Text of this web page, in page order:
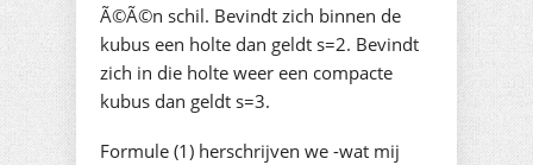
Ã©Ã©n schil. Bevindt zich binnen de
kubus een holte dan geldt s=2. Bevindt
zich in die holte weer een compacte
kubus dan geldt s=3.
Formule (1) herschrijven we -wat mij